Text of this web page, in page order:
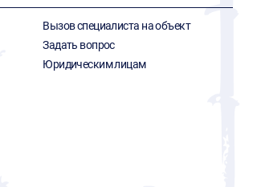
Вызов специалиста на объект
Задать вопрос
Юридическим лицам